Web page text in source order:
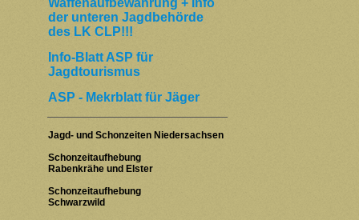
Waffenaufbewahrung + Info
der unteren Jagdbehörde
des LK CLP!!!
Info-Blatt ASP für
Jagdtourismus
ASP - Mekrblatt für Jäger
Jagd- und Schonzeiten Niedersachsen
Schonzeitaufhebung
Rabenkrähe und Elster
Schonzeitaufhebung
Schwarzwild